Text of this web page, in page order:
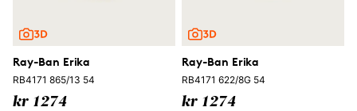
Ray-Ban Erika
RB4171 865/13 54
kr 1274
Ray-Ban Erika
RB4171 622/8G 54
kr 1274